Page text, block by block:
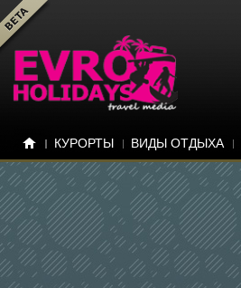
КУРОРТЫ ВИДЫ ОТДЫХА